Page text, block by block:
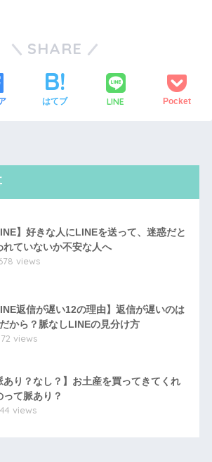
SHARE
はてブ LINE Pocket
】好きな人にLINEを送って、迷惑だと
れていないか不安な人へ
views
返信が遅い12の理由】返信が遅いのは
から？脈なしLINEの見分け方
views
あり？なし？】お土産を買ってきてくれ
って脈あり？
views